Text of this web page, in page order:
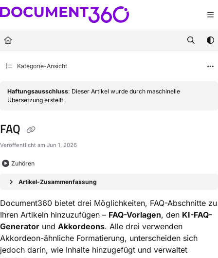
Documentation Index
Fetch the complete documentation index at:https://docs.document360.com/
Use this file to discover all available pages before exploring further.
Kategorie-Ansicht
Haftungsausschluss: Dieser Artikel wurde durch maschinelle
Übersetzung erstellt.
FAQ
Veröffentlicht am Jun 1, 2026
Zuhören
Artikel-Zusammenfassung
Document360 bietet drei Möglichkeiten, FAQ-Abschnitte zu
Ihren Artikeln hinzuzufügen – FAQ-Vorlagen, den KI-FAQ-
Generator und Akkordeons. Alle drei verwenden
Akkordeon-ähnliche Formatierung, unterscheiden sich
jedoch darin, wie Inhalte hinzugefügt und verwaltet